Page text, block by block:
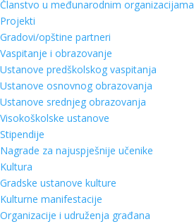
Članstvo u međunarodnim organizacijama
Projekti
Gradovi/opštine partneri
Vaspitanje i obrazovanje
Ustanove predškolskog vaspitanja
Ustanove osnovnog obrazovanja
Ustanove srednjeg obrazovanja
Visokoškolske ustanove
Stipendije
Nagrade za najuspješnije učenike
Kultura
Gradske ustanove kulture
Kulturne manifestacije
Organizacije i udruženja građana